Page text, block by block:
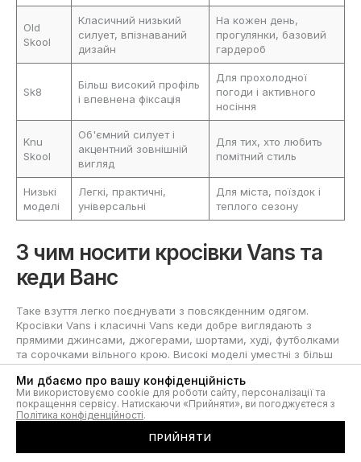
Old
Skool
Класичний низький
силует, впізнаваний
дизайн
На кожен день,
прогулянки, базовий
гардероб
Sk8
Більш високий профіль
і впевнена фіксація
Для прохолодної
погоди і активного
носіння
Knu
Skool
Об'ємний силует і
акцентний зовнішній
вигляд
Для тих, хто любить
помітний стиль
Низькі
моделі
Легкі, практичні,
універсальні
Для міста, поїздок і
теплого сезону
З чим носити кросівки Vans та
кеди Ванс
Таке взуття легко поєднувати з повсякденним одягом.
Кросівки Vans і класичні Vans кеди добре виглядають з
прямими джинсами, джогерами, шортами, худі, футболками
та сорочками вільного крою. Високі моделі уместні з більш
щільними штанами та верхнім одягом, а низькі пари
особливо зручні для весни, літа та теплої осені.
Кеди Vans підходять як для спокійних повсякденних образів,
так і для більш виразного вуличного стилю. Завдяки цьому їх
часто вибирають ті, кому потрібна вдала покупка без
прив'язки до одного формату одягу. Якщо хочете купити кеди
Ми дбаємо про вашу конфіденційність
Ми використовуємо cookie для роботи сайту, персоналізації та
покращення сервісу. Натискаючи «Прийняти», ви погоджуєтеся з
Політика конфіденційності.
ПРИЙНЯТИ